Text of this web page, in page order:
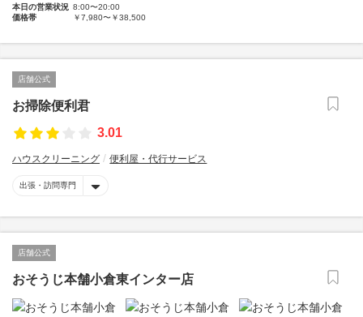
本日の営業状況 8:00〜20:00
価格帯
￥7,980〜￥38,500
店舗公式
お掃除便利君
3.01
ハウスクリーニング 便利屋・代行サービス
出張・訪問専門
店舗公式
おそうじ本舗小倉東インター店